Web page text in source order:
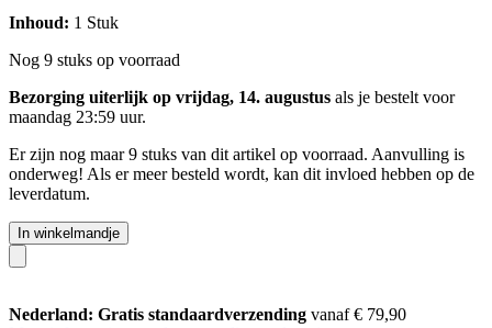
Inhoud: 1 Stuk
Nog 9 stuks op voorraad
Bezorging uiterlijk op vrijdag, 14. augustus als je bestelt voor
maandag 23:59 uur.
Er zijn nog maar 9 stuks van dit artikel op voorraad. Aanvulling is
onderweg! Als er meer besteld wordt, kan dit invloed hebben op de
leverdatum.
In winkelmandje
Nederland: Gratis standaardverzending vanaf € 79,90